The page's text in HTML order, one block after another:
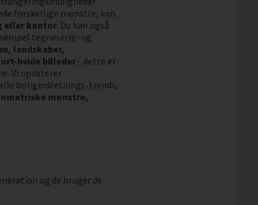
forskellige mønstre, kan
eller kontor. Du kan også
tegneserie- og
landskaber,
hvide billeder- dette er
Vi opdaterer
boligindretnings-trends,
mønstre,
og de bruger de